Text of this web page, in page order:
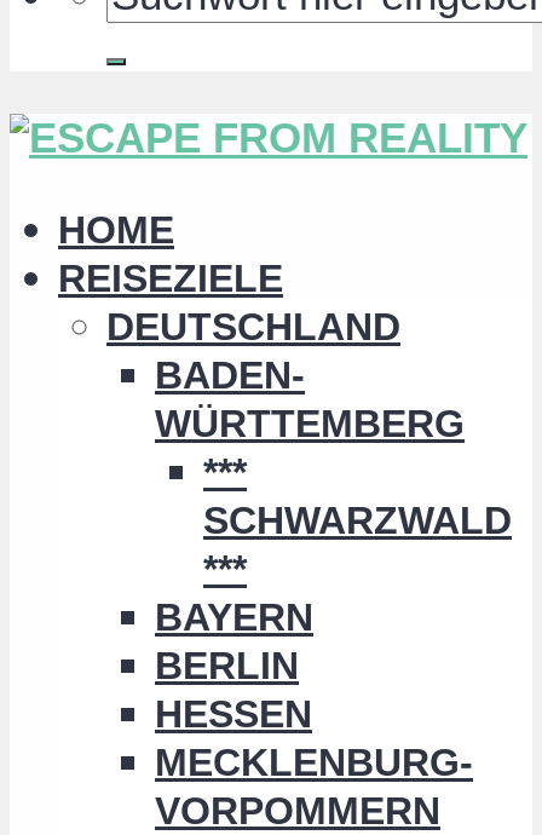
HOME
REISEZIELE
DEUTSCHLAND
BADEN-
WÜRTTEMBERG
***
SCHWARZWALD
***
BAYERN
BERLIN
HESSEN
MECKLENBURG-
VORPOMMERN